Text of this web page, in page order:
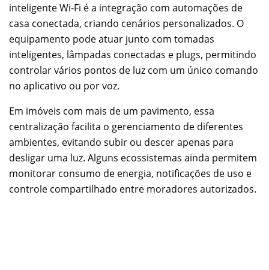
inteligente Wi‑Fi é a integração com automações de
casa conectada, criando cenários personalizados. O
equipamento pode atuar junto com tomadas
inteligentes, lâmpadas conectadas e plugs, permitindo
controlar vários pontos de luz com um único comando
no aplicativo ou por voz.
Em imóveis com mais de um pavimento, essa
centralização facilita o gerenciamento de diferentes
ambientes, evitando subir ou descer apenas para
desligar uma luz. Alguns ecossistemas ainda permitem
monitorar consumo de energia, notificações de uso e
controle compartilhado entre moradores autorizados.